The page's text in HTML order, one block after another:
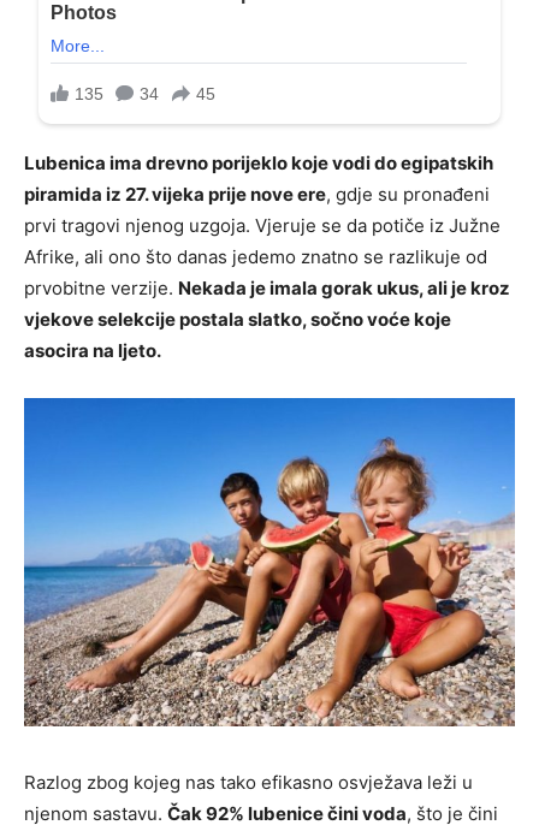
Lubenica ima drevno porijeklo koje vodi do egipatskih
piramida iz 27. vijeka prije nove ere, gdje su pronađeni
prvi tragovi njenog uzgoja. Vjeruje se da potiče iz Južne
Afrike, ali ono što danas jedemo znatno se razlikuje od
prvobitne verzije. Nekada je imala gorak ukus, ali je kroz
vjekove selekcije postala slatko, sočno voće koje
asocira na ljeto.
Razlog zbog kojeg nas tako efikasno osvježava leži u
njenom sastavu. Čak 92% lubenice čini voda, što je čini